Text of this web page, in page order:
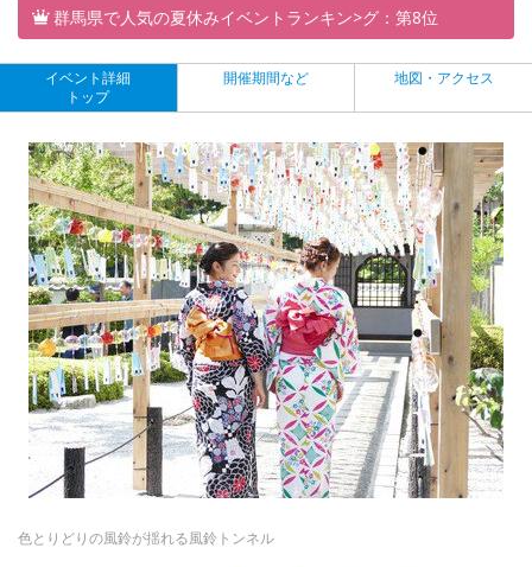
群馬県で人気の夏休みイベントランキン>グ：第8位
イベント詳細
トップ
開催期間など 地図・アクセス
色とりどりの風鈴が揺れる風鈴トンネル